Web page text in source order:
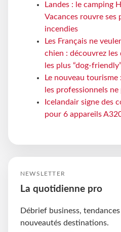
Landes : le camping
Vacances rouvre ses
incendies
Les Français ne
chien : découvrez
les plus “dog-friendly”
Le nouveau
les professionnels
Icelandair signe des
pour 6 appareils
NEWSLETTER
La quotidienne pro
Débrief business,
nouveautés destinations.